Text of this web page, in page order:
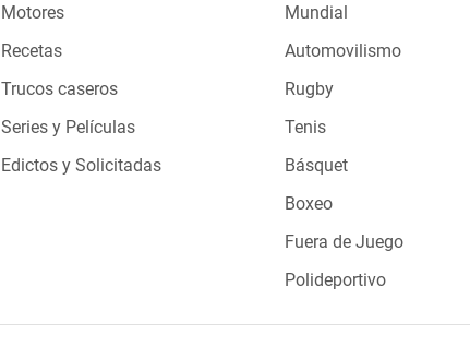
Motores
Recetas
Trucos caseros
Series y Películas
Edictos y Solicitadas
Mundial
Automovilismo
Rugby
Tenis
Básquet
Boxeo
Fuera de Juego
Polideportivo